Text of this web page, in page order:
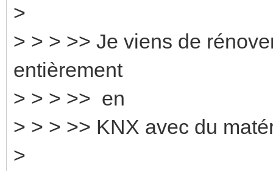
>
> > > >> Je viens de
entièrement
> > > >> en
> > > >> KNX avec du
>